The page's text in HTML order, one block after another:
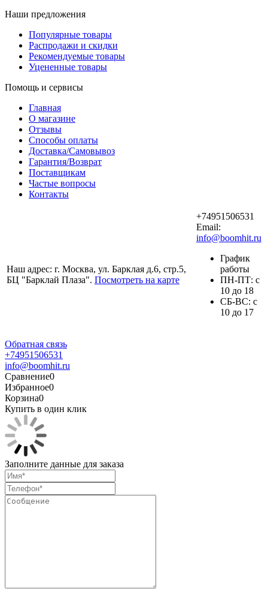
Наши предложения
Популярные товары
Распродажи и скидки
Рекомендуемые товары
Уцененные товары
Помощь и сервисы
Главная
О магазине
Отзывы
Способы оплаты
Доставка/Самовывоз
Гарантия/Возврат
Поставщикам
Частые вопросы
Контакты
Наш адрес: г. Москва, ул. Барклая д.6, стр.5,
БЦ "Барклай Плаза". Посмотреть на карте
+74951506531
Email:
info@boomhit.ru
График
работы
ПH-ПТ: с
10 до 18
СБ-ВС: с
10 до 17
Обратная связь
+74951506531
info@boomhit.ru
Сравнение0
Избранное0
Корзина0
Купить в один клик
Заполните данные для заказа